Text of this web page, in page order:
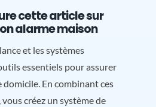
cette article sur
alarme maison
et les systèmes
essentiels pour assurer
En combinant ces
créez un système de